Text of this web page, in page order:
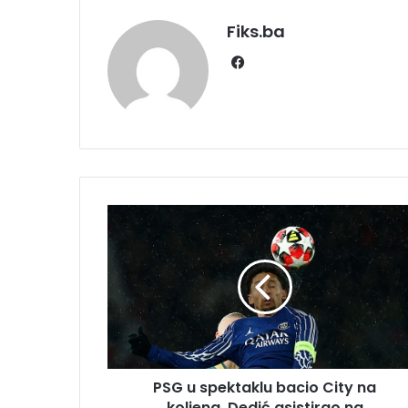
Fiks.ba
u
spektaklu
bacio
City
na
koljena,
Dedić
asistirao
Bernabeuu
PSG u spektaklu bacio City na